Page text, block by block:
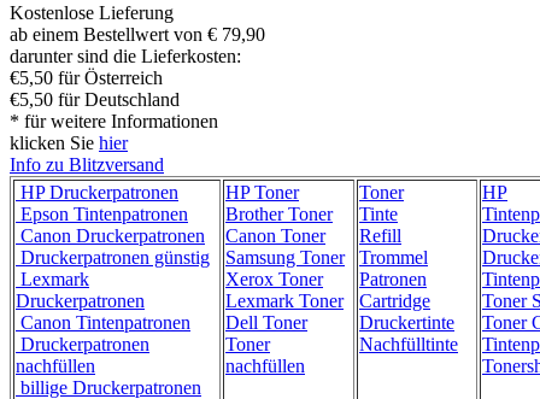
Kostenlose Lieferung
ab einem Bestellwert von € 79,90
darunter sind die Lieferkosten:
€5,50 für Österreich
€5,50 für Deutschland
* für weitere Informationen
klicken Sie hier
Info zu Blitzversand
HP Druckerpatronen
Epson Tintenpatronen
Canon Druckerpatronen
Druckerpatronen günstig
Lexmark
Druckerpatronen
Canon Tintenpatronen
Druckerpatronen
nachfüllen
billige Druckerpatronen
HP Toner
Brother Toner
Canon Toner
Samsung Toner
Xerox Toner
Lexmark Toner
Dell Toner
Toner
nachfüllen
Toner
Tinte
Refill
Trommel
Patronen
Cartridge
Druckertinte
Nachfülltinte
HP
Toner
Toner